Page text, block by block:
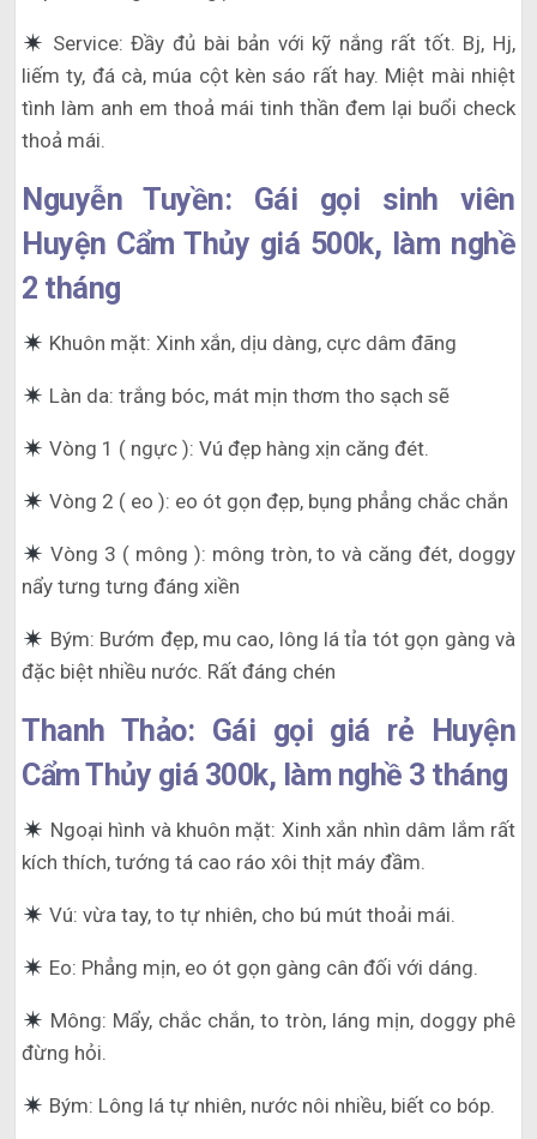
Service: Đầy đủ bài bản với kỹ nắng rất tốt. Bj, Hj,
liếm ty, đá cà, múa cột kèn sáo rất hay. Miệt mài nhiệt
tình làm anh em thoả mái tinh thần đem lại buổi check
thoả mái.
Nguyễn Tuyền: Gái gọi sinh viên
Huyện Cẩm Thủy giá 500k, làm nghề
2 tháng
Khuôn mặt: Xinh xắn, dịu dàng, cực dâm đãng
Làn da: trắng bóc, mát mịn thơm tho sạch sẽ
Vòng 1 ( ngực ): Vú đẹp hàng xịn căng đét.
Vòng 2 ( eo ): eo ót gọn đẹp, bụng phẳng chắc chắn
Vòng 3 ( mông ): mông tròn, to và căng đét, doggy
nẩy tưng tưng đáng xiền
Bým: Bướm đẹp, mu cao, lông lá tỉa tót gọn gàng và
đặc biệt nhiều nước. Rất đáng chén
Thanh Thảo: Gái gọi giá rẻ Huyện
Cẩm Thủy giá 300k, làm nghề 3 tháng
Ngoại hình và khuôn mặt: Xinh xắn nhìn dâm lắm rất
kích thích, tướng tá cao ráo xôi thịt máy đầm.
Vú: vừa tay, to tự nhiên, cho bú mút thoải mái.
Eo: Phẳng mịn, eo ót gọn gàng cân đối với dáng.
Mông: Mẩy, chắc chắn, to tròn, láng mịn, doggy phê
đừng hỏi.
Bým: Lông lá tự nhiên, nước nôi nhiều, biết co bóp.